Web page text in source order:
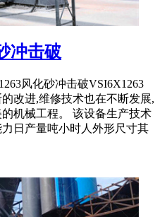
冲击破
风化砂冲击破VSI6X1263
改进,维修技术也在不断发展,
机械工程。 该设备生产技术
日产量吨小时人外形尺寸其